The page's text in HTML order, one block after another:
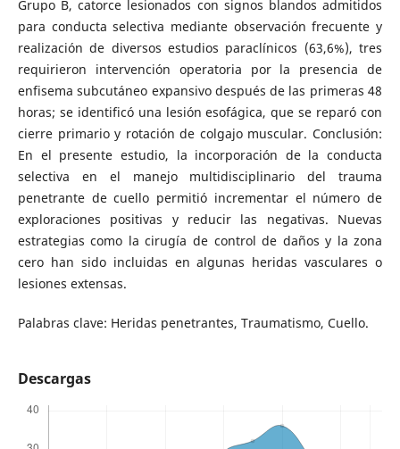
Grupo B, catorce lesionados con signos blandos admitidos
para conducta selectiva mediante observación frecuente y
realización de diversos estudios paraclínicos (63,6%), tres
requirieron intervención operatoria por la presencia de
enfisema subcutáneo expansivo después de las primeras 48
horas; se identificó una lesión esofágica, que se reparó con
cierre primario y rotación de colgajo muscular. Conclusión:
En el presente estudio, la incorporación de la conducta
selectiva en el manejo multidisciplinario del trauma
penetrante de cuello permitió incrementar el número de
exploraciones positivas y reducir las negativas. Nuevas
estrategias como la cirugía de control de daños y la zona
cero han sido incluidas en algunas heridas vasculares o
lesiones extensas.
Palabras clave: Heridas penetrantes, Traumatismo, Cuello.
Descargas